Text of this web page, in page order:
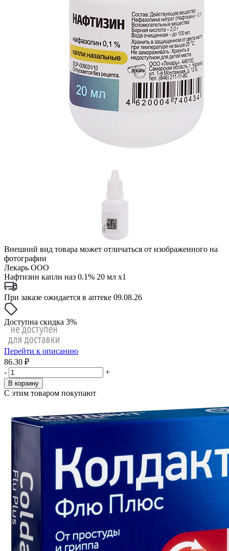
Внешний вид товара может отличаться от изображенного на
фотографии
Лекарь ООО
Нафтизин капли наз 0.1% 20 мл x1
При заказе ожидается в аптеке 09.08.26
Доступна скидка 3%
Перейти к описанию
86.30 ₽
-
+
В корзину
С этим товаром покупают